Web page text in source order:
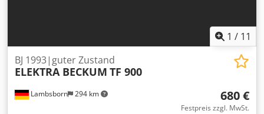
1 / 11
Lambsborn 294 km
BJ 1993|guter Zustand
ELEKTRA BECKUM TF 900
680 €
Festpreis zzgl. MwSt.